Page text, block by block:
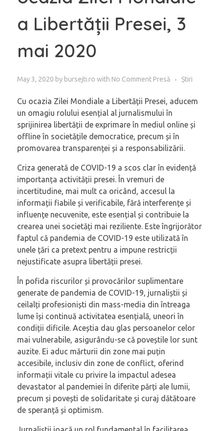
a Libertății Presei, 3
mai 2020
May 3, 2020 by bursejti.ro with No Comment Presă Știri
Cu ocazia Zilei Mondiale a Libertății Presei, aducem
un omagiu rolului esențial al jurnalismului în
sprijinirea libertății de exprimare în mediul online și
offline în societățile democratice, precum și în
promovarea transparenței și a responsabilizării.
Criza generată de COVID-19 a scos clar în evidență
importanța activității presei. În vremuri de
incertitudine, mai mult ca oricând, accesul la
informații fiabile și verificabile, fără interferențe și
influențe necuvenite, este esențial și contribuie la
crearea unei societăți mai reziliente. Este îngrijorător
faptul că pandemia de COVID-19 este utilizată în
unele țări ca pretext pentru a impune restricții
nejustificate asupra libertății presei.
În pofida riscurilor și provocărilor suplimentare
generate de pandemia de COVID-19, jurnaliștii și
ceilalți profesioniști din mass-media din întreaga
lume își continuă activitatea esențială, uneori în
condiții dificile. Aceștia dau glas persoanelor celor
mai vulnerabile, asigurându-se că poveștile lor sunt
auzite. Ei aduc mărturii din zone mai puțin
accesibile, inclusiv din zone de conflict, oferind
informații vitale cu privire la impactul adesea
devastator al pandemiei în diferite părți ale lumii,
precum și povești de solidaritate și curaj dătătoare
de speranță și optimism.